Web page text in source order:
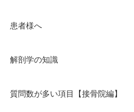
患者様へ
解剖学の知識
質問数が多い項目【接骨院編】